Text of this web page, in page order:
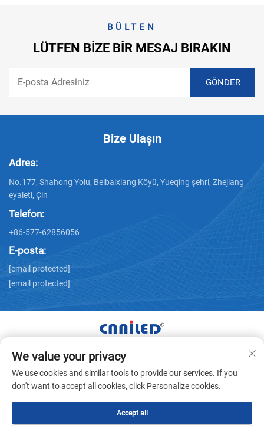
BÜLTEN
LÜTFEN BIZE BIR MESAJ BIRAKIN
Bize Ulaşın
Adres:
No.177, Shahong Yolu, Beibaixiang Köyü, Yueqing şehri, Zhejiang
eyaleti, Çin
Telefon:
+86-577-62856056
E-posta:
[email protected]
[email protected]
Tüm Hakları Zhejiang Nailide Power Technology Co.,Ltd.
Şirketine Aittir © -Gizlilik politikası
We value your privacy
We use cookies and similar tools to provide our services. If you
don't want to accept all cookies, click Personalize cookies.
Accept all